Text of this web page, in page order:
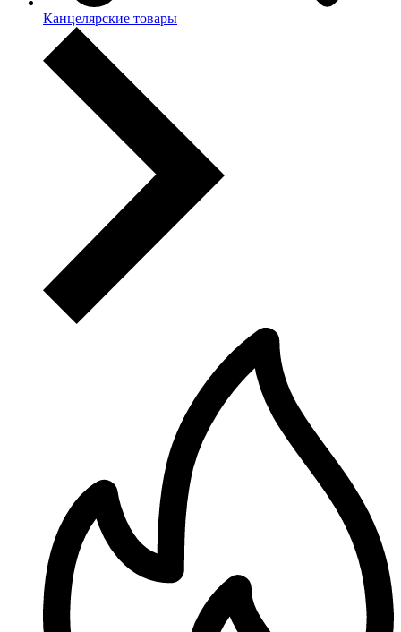
Канцелярские товары